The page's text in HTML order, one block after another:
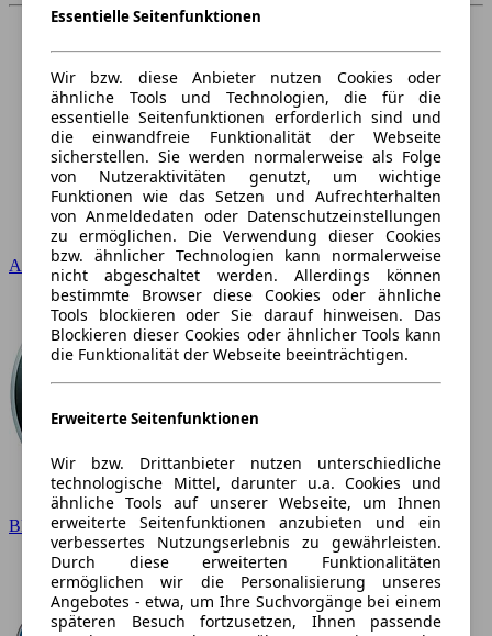
Audi
BMW
Essentielle Seitenfunktionen
Wir bzw. diese Anbieter nutzen Cookies oder
ähnliche Tools und Technologien, die für die
essentielle Seitenfunktionen erforderlich sind und
die einwandfreie Funktionalität der Webseite
sicherstellen. Sie werden normalerweise als Folge
von Nutzeraktivitäten genutzt, um wichtige
Funktionen wie das Setzen und Aufrechterhalten
von Anmeldedaten oder Datenschutzeinstellungen
zu ermöglichen. Die Verwendung dieser Cookies
bzw. ähnlicher Technologien kann normalerweise
nicht abgeschaltet werden. Allerdings können
bestimmte Browser diese Cookies oder ähnliche
Tools blockieren oder Sie darauf hinweisen. Das
Blockieren dieser Cookies oder ähnlicher Tools kann
die Funktionalität der Webseite beeinträchtigen.
Erweiterte Seitenfunktionen
Wir bzw. Drittanbieter nutzen unterschiedliche
technologische Mittel, darunter u.a. Cookies und
ähnliche Tools auf unserer Webseite, um Ihnen
erweiterte Seitenfunktionen anzubieten und ein
verbessertes Nutzungserlebnis zu gewährleisten.
Durch diese erweiterten Funktionalitäten
ermöglichen wir die Personalisierung unseres
Angebotes - etwa, um Ihre Suchvorgänge bei einem
späteren Besuch fortzusetzen, Ihnen passende